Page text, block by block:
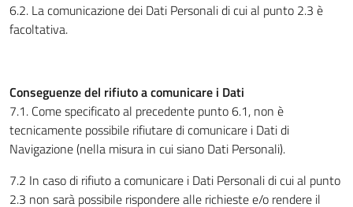
6.2. La comunicazione dei Dati Personali di cui al punto 2.3 è
facoltativa.
Conseguenze del rifiuto a comunicare i Dati
7.1. Come specificato al precedente punto 6.1, non è
tecnicamente possibile rifiutare di comunicare i Dati di
Navigazione (nella misura in cui siano Dati Personali).
7.2 In caso di rifiuto a comunicare i Dati Personali di cui al punto
2.3 non sarà possibile rispondere alle richieste e/o rendere il